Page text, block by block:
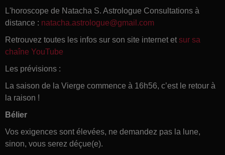
L'horoscope de Natacha S. Astrologue Consultations à
distance : natacha.astrologue@gmail.com
Retrouvez toutes les infos sur son site internet et sur sa
chaîne YouTube
Les prévisions :
La saison de la Vierge commence à 16h56, c’est le retour à
la raison !
Bélier
Vos exigences sont élevées, ne demandez pas la lune,
sinon, vous serez déçue(e).